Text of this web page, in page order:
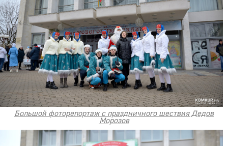
Большой фоторепортаж с праздничного шествия Дедов
Морозов